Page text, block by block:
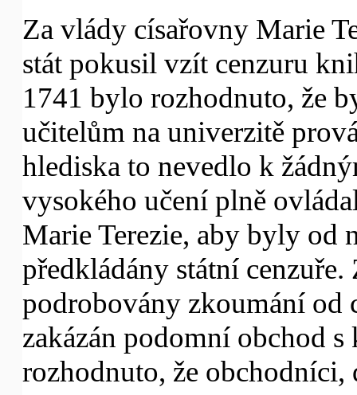
Za vlády císařovny Marie
stát pokusil vzít cenzuru
1741 bylo rozhodnuto, že
učitelům na univerzitě
hlediska to nevedlo k
vysokého učení plně
Marie Terezie, aby byly od
předkládány státní
podrobovány zkoumání od
zakázán podomní obchod
rozhodnuto, že